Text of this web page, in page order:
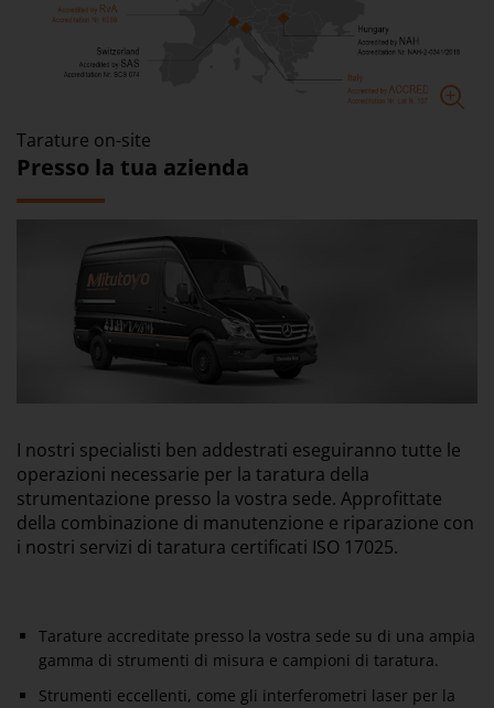
Tarature on-site
Presso la tua azienda
I nostri specialisti ben addestrati eseguiranno tutte le
operazioni necessarie per la taratura della
strumentazione presso la vostra sede. Approfittate
della combinazione di manutenzione e riparazione con
i nostri servizi di taratura certificati ISO 17025.
Tarature accreditate presso la vostra sede su di una ampia
gamma di strumenti di misura e campioni di taratura.
Strumenti eccellenti, come gli interferometri laser per la